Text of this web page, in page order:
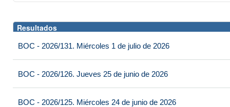
Resultados
BOC - 2026/131. Miércoles 1 de julio de 2026
BOC - 2026/126. Jueves 25 de junio de 2026
BOC - 2026/125. Miércoles 24 de junio de 2026